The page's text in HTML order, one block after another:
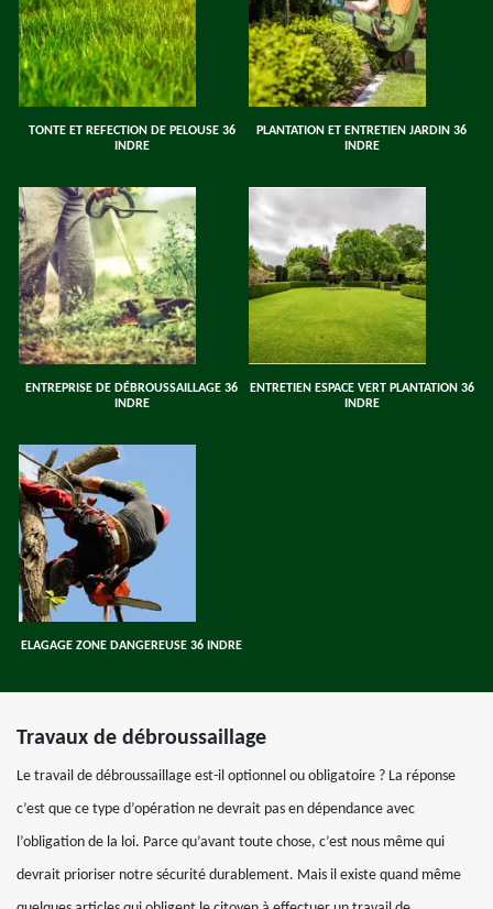
TONTE ET REFECTION DE PELOUSE 36
INDRE
PLANTATION ET ENTRETIEN JARDIN 36
INDRE
ENTREPRISE DE DÉBROUSSAILLAGE 36
INDRE
ENTRETIEN ESPACE VERT PLANTATION 36
INDRE
ELAGAGE ZONE DANGEREUSE 36 INDRE
Travaux de débroussaillage
Le travail de débroussaillage est-il optionnel ou obligatoire ? La réponse
c’est que ce type d’opération ne devrait pas en dépendance avec
l’obligation de la loi. Parce qu’avant toute chose, c’est nous même qui
devrait prioriser notre sécurité durablement. Mais il existe quand même